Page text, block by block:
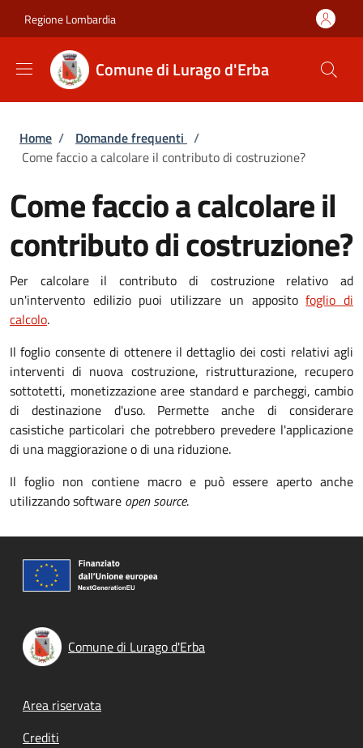
Regione Lombardia
Comune di Lurago d'Erba
Briciole di pane
Home / Domande frequenti /
Come faccio a calcolare il contributo di costruzione?
Come faccio a calcolare il
contributo di costruzione?
Per calcolare il contributo di costruzione relativo ad
un'intervento edilizio puoi utilizzare un appositofoglio di
calcolo.
Il foglio consente di ottenere il dettaglio dei costi relativi agli
interventi di nuova costruzione, ristrutturazione, recupero
sottotetti, monetizzazione aree standard e parcheggi, cambio
di destinazione d'uso. Permette anche di considerare
casistiche particolari che potrebbero prevedere l'applicazione
di una maggiorazione o di una riduzione.
Il foglio non contiene macro e può essere aperto anche
utilizzando software open source.
Comune di Lurago d'Erba
Footer menu
Area riservata
Crediti